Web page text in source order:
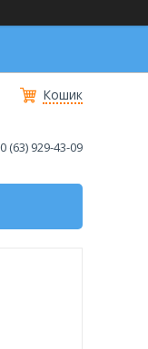
Кошик
(63) 929-43-09